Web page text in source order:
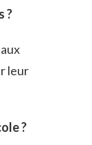
?
leur
?